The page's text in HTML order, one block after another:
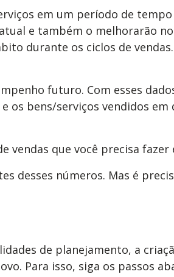
em um período de
e também o melhorarão
durante os ciclos de vendas.
futuro. Com esses
os bens/serviços vendidos
vendas que você precisa
desses números. Mas é
de planejamento, a
Para isso, siga os passos